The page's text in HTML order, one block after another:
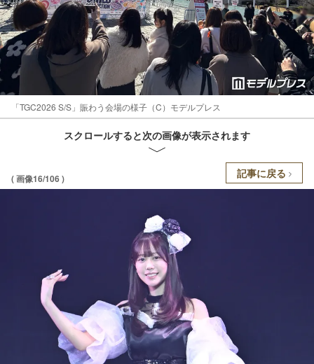
「TGC2026 S/S」賑わう会場の様子（C）モデルプレス
スクロールすると次の画像が表示されます
( 画像16/106 ) 記事に戻る